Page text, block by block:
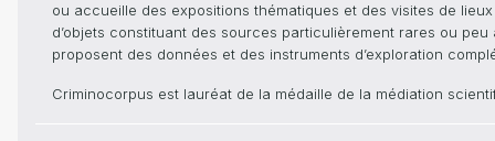
ou accueille des expositions thématiques et des visites de
d’objets constituant des sources particulièrement rares ou
proposent des données et des instruments d’exploration
Criminocorpus est lauréat de la médaille de la médiation